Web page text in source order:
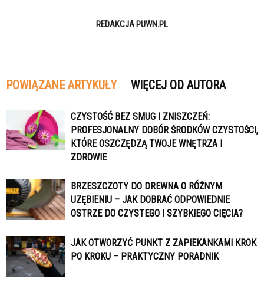
REDAKCJA PUWN.PL
POWIĄZANE ARTYKUŁY WIĘCEJ OD AUTORA
CZYSTOŚĆ BEZ SMUG I ZNISZCZEŃ:
PROFESJONALNY DOBÓR ŚRODKÓW CZYSTOŚCI,
KTÓRE OSZCZĘDZĄ TWOJE WNĘTRZA I
ZDROWIE
BRZESZCZOTY DO DREWNA O RÓŻNYM
UZĘBIENIU – JAK DOBRAĆ ODPOWIEDNIE
OSTRZE DO CZYSTEGO I SZYBKIEGO CIĘCIA?
JAK OTWORZYĆ PUNKT Z ZAPIEKANKAMI KROK
PO KROKU – PRAKTYCZNY PORADNIK